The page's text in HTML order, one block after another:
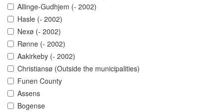
Allinge-Gudhjem (- 2002)
Hasle (- 2002)
Nexø (- 2002)
Rønne (- 2002)
Aakirkeby (- 2002)
Christiansø (Outside the municipalities)
Funen County
Assens
Bogense